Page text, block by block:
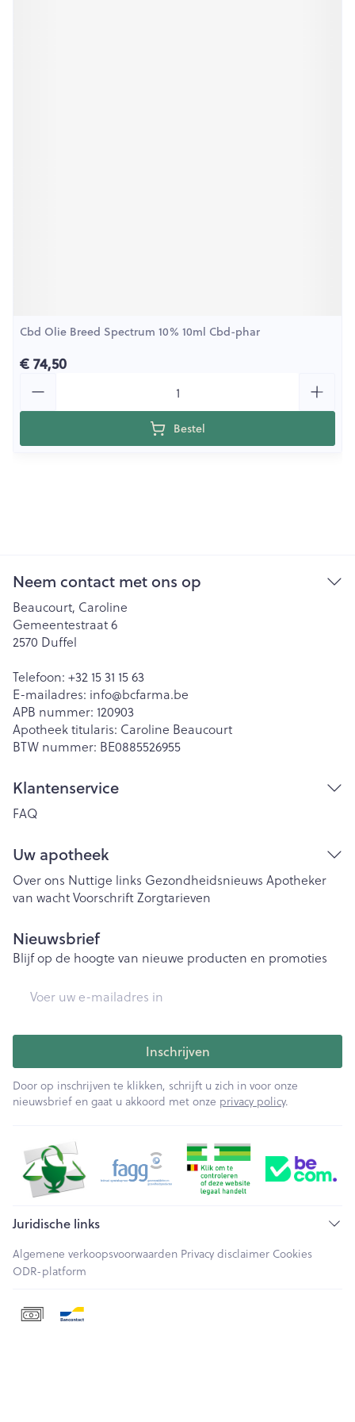
Cbd Olie Breed Spectrum 10% 10ml Cbd-phar
€ 74,50
Bestel
Neem contact met ons op
Beaucourt, Caroline
Gemeentestraat 6
2570 Duffel
Telefoon: +32 15 31 15 63
E-mailadres: info@bcfarma.be
APB nummer: 120903
Apotheek titularis: Caroline Beaucourt
BTW nummer: BE0885526955
Klantenservice
FAQ
Uw apotheek
Over ons Nuttige links Gezondheidsnieuws Apotheker
van wachtVoorschriftZorgtarieven
Nieuwsbrief
Blijf op de hoogte van nieuwe producten en promoties
Inschrijven
Door op inschrijven te klikken, schrijft u zich in voor onze
nieuwsbrief en gaat u akkoord met onze privacy policy.
Juridische links
Algemene verkoopsvoorwaarden Privacy disclaimer Cookies
ODR-platform